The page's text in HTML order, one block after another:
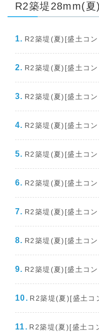
R2築堤28mm(
R2築堤(夏)[盛土コ
R2築堤(夏)[盛土コ
R2築堤(夏)[盛土コ
R2築堤(夏)[盛土コ
R2築堤(夏)[盛土コ
R2築堤(夏)[盛土コ
R2築堤(夏)[盛土コ
R2築堤(夏)[盛土コ
R2築堤(夏)[盛土コ
R2築堤(夏)[盛土コ
R2築堤(夏)[盛土コ